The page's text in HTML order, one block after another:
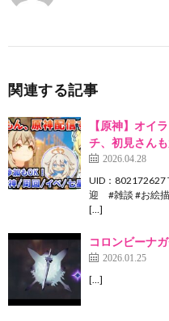
関連する記事
【原神】オイ
チ、初見さん
2026.04.28
UID：
迎 #雑談 #お絵
[…]
コロンビーナ
2026.01.25
[…]